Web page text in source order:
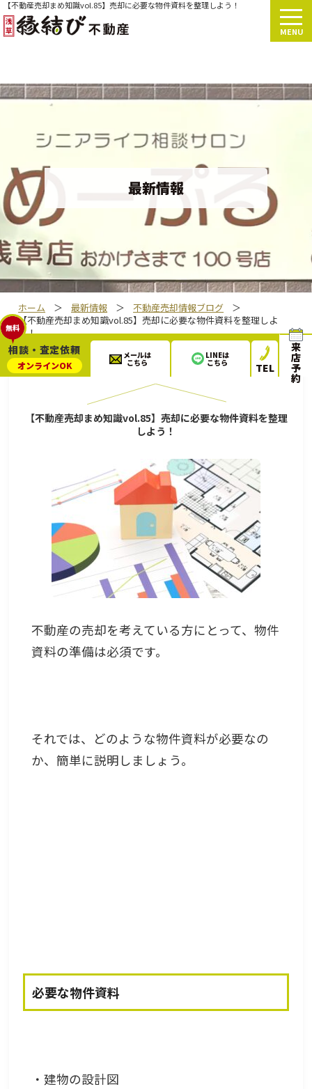
【不動産売却まめ知識vol.85】売却に必要な物件資料を整理しよう！
MENU
最新情報
ホーム ＞ 最新情報 ＞ 不動産売却情報ブログ
＞
【不動産売却まめ知識vol.85】売却に必要な物件資料を整理しよ
う！
2022.12.04 不動産売却ブログ
【不動産売却まめ知識vol.85】売却に必要な物件資料を整理
しよう！
不動産の売却を考えている方にとって、物件
資料の準備は必須です。
それでは、どのような物件資料が必要なの
か、簡単に説明しましょう。
必要な物件資料
・建物の設計図
無料
オンラインOK
相談・査定依頼 メールは
こちら
LINEは
こちら TEL
来
店
予
約